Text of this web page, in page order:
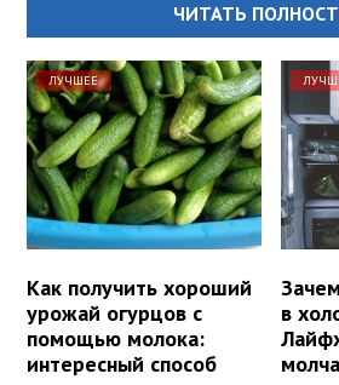
ЧИТАТЬ
ЛУЧШЕЕ
Как получить хороший
урожай огурцов с
помощью молока:
интересный способ
в